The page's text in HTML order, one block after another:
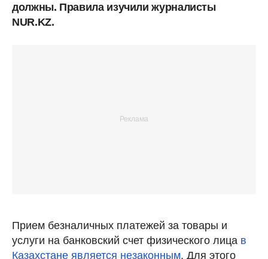
должны. Правила изучили журналисты
NUR.KZ.
Прием безналичных платежей за товары и
услуги на банковский счет физического лица в
Казахстане является незаконным. Для этого